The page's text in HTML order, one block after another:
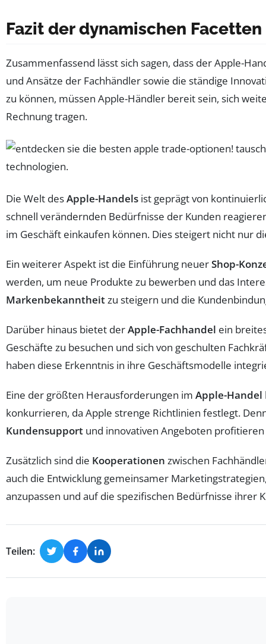
Fazit der dynamischen
Zusammenfassend lässt sich sagen, dass der Apple-
und Ansätze der Fachhändler sowie die ständige
zu können, müssen Apple-Händler bereit sein, sich
Rechnung tragen.
Die Welt desApple-Handels ist geprägt von
schnell verändernden Bedürfnisse der Kunden
im Geschäft einkaufen können. Dies steigert nicht nur
Ein weiterer Aspekt ist die Einführung neuerShop-
werden, um neue Produkte zu bewerben und das
Markenbekanntheitzu steigern und die
Darüber hinaus bietet derApple-Fachhandel ein
Geschäfte zu besuchen und sich von geschulten
haben diese Erkenntnis in ihre Geschäftsmodelle
Eine der größten Herausforderungen im Apple-Handel
konkurrieren, da Apple strenge Richtlinien festlegt.
Kundensupport und innovativen Angeboten
Zusätzlich sind die Kooperationen zwischen
auch die Entwicklung gemeinsamer
anzupassen und auf die spezifischen Bedürfnisse ihrer
Teilen: